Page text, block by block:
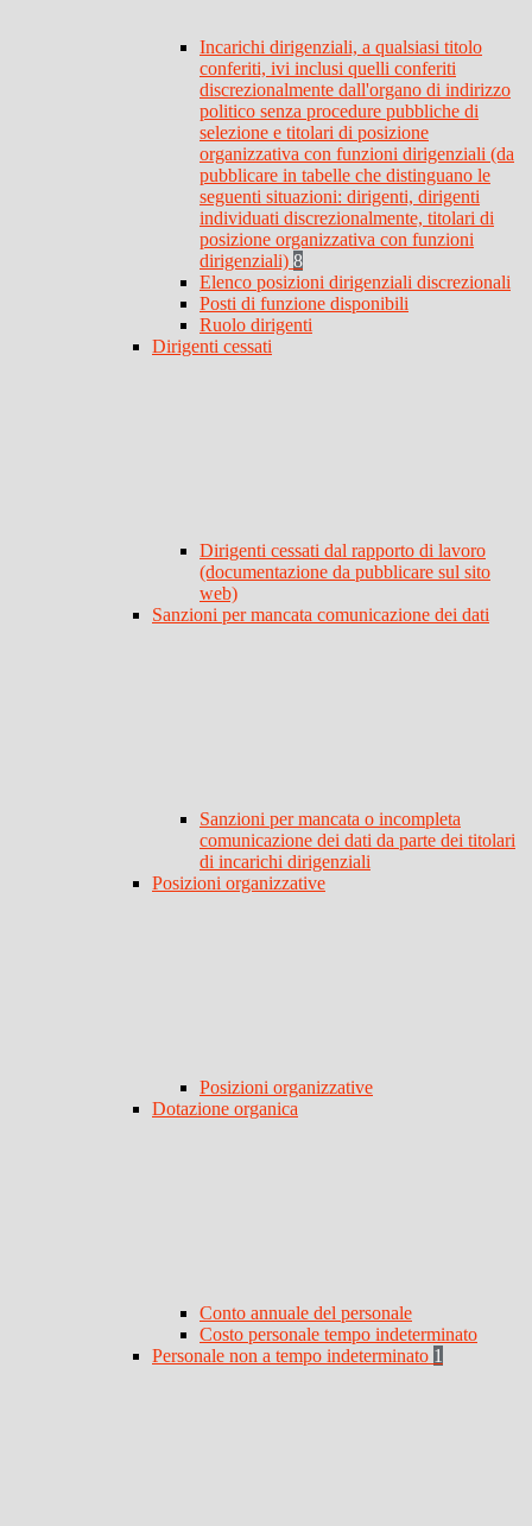
Incarichi dirigenziali, a qualsiasi titolo
conferiti, ivi inclusi quelli conferiti
discrezionalmente dall'organo di indirizzo
politico senza procedure pubbliche di
selezione e titolari di posizione
organizzativa con funzioni dirigenziali (da
pubblicare in tabelle che distinguano le
seguenti situazioni: dirigenti, dirigenti
individuati discrezionalmente, titolari di
posizione organizzativa con funzioni
dirigenziali) 8
Elenco posizioni dirigenziali discrezionali
Posti di funzione disponibili
Ruolo dirigenti
Dirigenti cessati
Dirigenti cessati dal rapporto di lavoro
(documentazione da pubblicare sul sito
web)
Sanzioni per mancata comunicazione dei dati
Sanzioni per mancata o incompleta
comunicazione dei dati da parte dei titolari
di incarichi dirigenziali
Posizioni organizzative
Posizioni organizzative
Dotazione organica
Conto annuale del personale
Costo personale tempo indeterminato
Personale non a tempo indeterminato 1